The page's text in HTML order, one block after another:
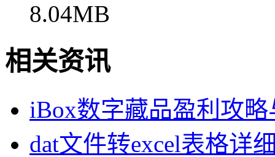
8.04MB
相关资讯
iBox数字藏品盈利攻
dat文件转excel表格详